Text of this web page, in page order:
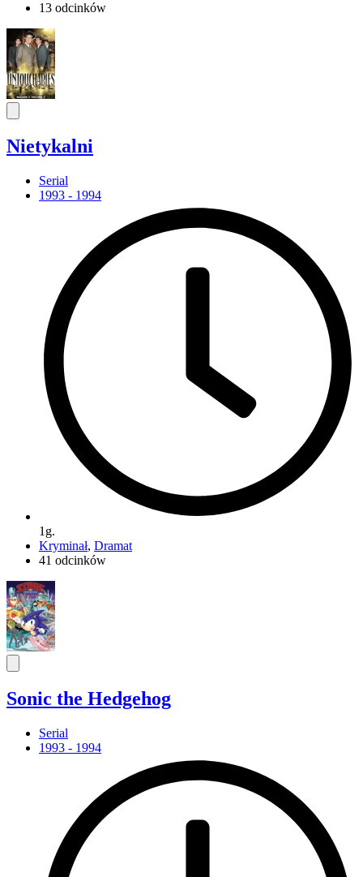
13 odcinków
Nietykalni
Serial
1993 - 1994
1g.
Kryminał, Dramat
41 odcinków
Sonic the Hedgehog
Serial
1993 - 1994